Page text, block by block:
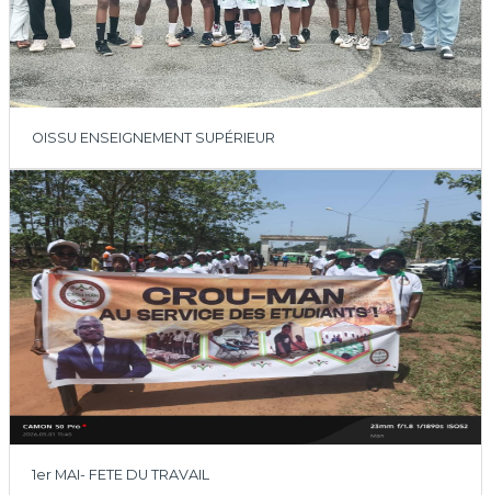
OISSU ENSEIGNEMENT SUPÉRIEUR
1er MAI- FETE DU TRAVAIL